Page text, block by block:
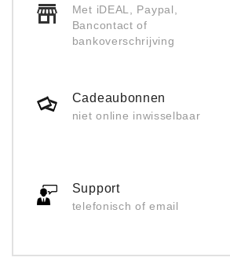
Met iDEAL, Paypal,
Bancontact of
bankoverschrijving
Cadeaubonnen
niet online inwisselbaar
Support
telefonisch of email